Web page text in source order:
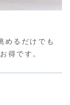
めるだけでも
得です。